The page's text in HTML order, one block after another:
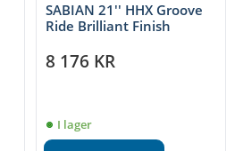
SABIAN 21'' HHX Groove
Ride Brilliant Finish
8 176 KR
I lager